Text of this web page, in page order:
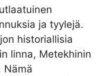
ja tyylejä.
historiallisia
linna, Metekhinin
Nämä